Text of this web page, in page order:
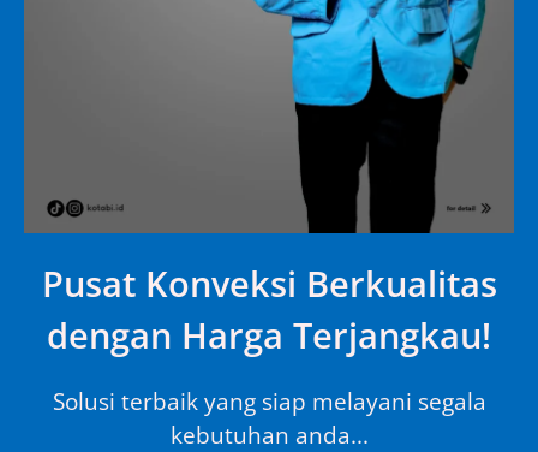
Pusat Konveksi Berkualitas
dengan Harga Terjangkau!
Solusi terbaik yang siap melayani segala
kebutuhan anda...